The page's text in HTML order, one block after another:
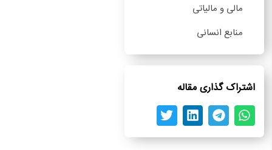
مالی و مالیاتی
منابع انسانی
اشتراک گذاری مقاله